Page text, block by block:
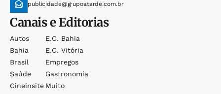
publicidade@grupoatarde.com.br
Canais e Editorias
Autos
Bahia
Brasil
Saúde
Cineinsite
E.c. Bahia
E.c. Vitória
Empregos
Gastronomia
Muito